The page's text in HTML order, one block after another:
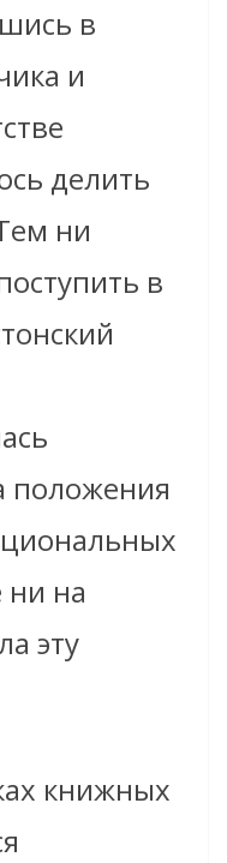
в
и
делить
ни
в
положения
на
эту
книжных